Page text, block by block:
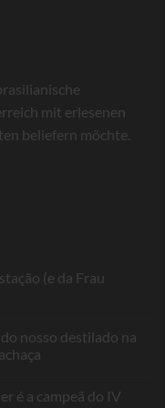
mit erlesenen
beliefern möchte.
(e da Frau
do nosso destilado na
é a campeã do IV